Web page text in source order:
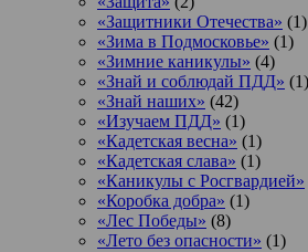
«Защитники Отечества» (1)
«Зима в Подмосковье» (1)
«Зимние каникулы» (4)
«Знай и соблюдай ПДД» (1)
«Знай наших» (42)
«Изучаем ПДД» (1)
«Кадетская весна» (1)
«Кадетская слава» (1)
«Каникулы с Росгвардией»
«Коробка добра» (1)
«Лес Победы» (8)
«Лето без опасности» (1)